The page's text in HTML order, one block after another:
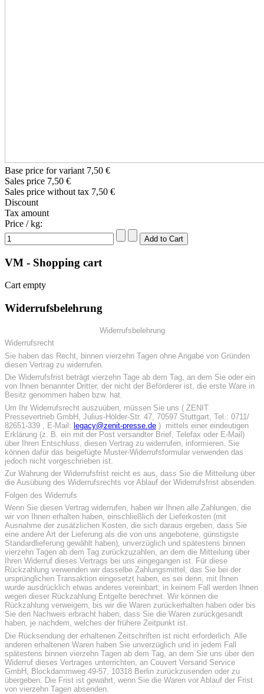
Base price for variant 7,50 €
Sales price 7,50 €
Sales price without tax 7,50 €
Discount
Tax amount
Price / kg:
VM - Shopping cart
Cart empty
Widerrufsbelehrung
Widerrufsbelehrung
Widerrufsrecht
Sie haben das Recht, binnen vierzehn Tagen ohne Angabe von Gründen
diesen Vertrag zu widerrufen.
Die Widerrufsfrist beträgt vierzehn Tage ab dem Tag, an dem Sie oder ein
von Ihnen benannter Dritter, der nicht der Beförderer ist, die erste Ware in
Besitz genommen haben bzw. hat.
Um Ihr Widerrufsrecht auszuüben, müssen Sie uns ( ZENIT
Pressevertrieb GmbH, Julius-Hölder-Str. 47, 70597 Stuttgart, Tel.: 0711/
82651-339 , E-Mail: legacy@zenit-presse.de ) mittels einer eindeutigen
Erklärung (z. B. ein mit der Post versandter Brief, Telefax oder E-Mail)
über Ihren Entschluss, diesen Vertrag zu widerrufen, informieren. Sie
können dafür das beigefügte Muster-Widerrufsformular verwenden das
jedoch nicht vorgeschrieben ist.
Zur Wahrung der Widerrufsfrist reicht es aus, dass Sie die Mitteilung über
die Ausübung des Widerrufsrechts vor Ablauf der Widerrufsfrist absenden.
Folgen des Widerrufs
Wenn Sie diesen Vertrag widerrufen, haben wir Ihnen alle Zahlungen, die
wir von Ihnen erhalten haben, einschließlich der Lieferkosten (mit
Ausnahme der zusätzlichen Kosten, die sich daraus ergeben, dass Sie
eine andere Art der Lieferung als die von uns angebotene, günstigste
Standardlieferung gewählt haben), unverzüglich und spätestens binnen
vierzehn Tagen ab dem Tag zurückzuzahlen, an dem die Mitteilung über
Ihren Widerruf dieses Vertrags bei uns eingegangen ist. Für diese
Rückzahlung verwenden wir dasselbe Zahlungsmittel, das Sie bei der
ursprünglichen Transaktion eingesetzt haben, es sei denn, mit Ihnen
wurde ausdrücklich etwas anderes vereinbart; in keinem Fall werden Ihnen
wegen dieser Rückzahlung Entgelte berechnet. Wir können die
Rückzahlung verweigern, bis wir die Waren zurückerhalten haben oder bis
Sie den Nachweis erbracht haben, dass Sie die Waren zurückgesandt
haben, je nachdem, welches der frühere Zeitpunkt ist.
Die Rücksendung der erhaltenen Zeitschriften ist nicht erforderlich. Alle
anderen erhaltenen Waren haben Sie unverzüglich und in jedem Fall
spätestens binnen vierzehn Tagen ab dem Tag, an dem Sie uns über den
Widerruf dieses Vertrages unterrichten, an Couvert Versand Service
GmbH, Blockdammweg 49-57, 10318 Berlin zurückzusenden oder zu
übergeben. Die Frist ist gewahrt, wenn Sie die Waren vor Ablauf der Frist
von vierzehn Tagen absenden.